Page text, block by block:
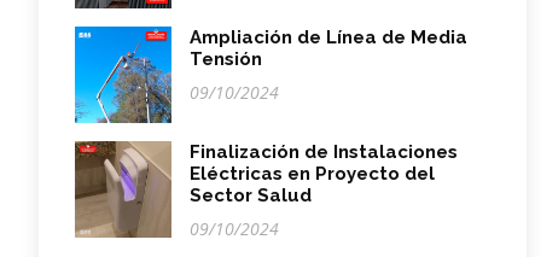
Ampliación de Línea de Media
Tensión
09/10/2024
Finalización de Instalaciones
Eléctricas en Proyecto del
Sector Salud
09/10/2024